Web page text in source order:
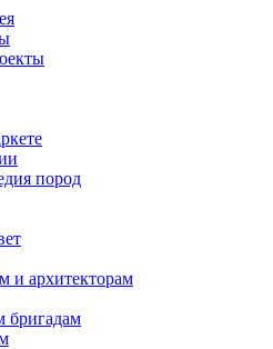
пород
и архитекторам
бригадам